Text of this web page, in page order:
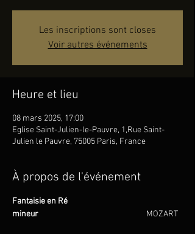
Les inscriptions sont closes
Voir autres événements
Heure et lieu
08 mars 2025, 17:00
Eglise Saint-Julien-le-Pauvre, 1,Rue Saint-
Julien le Pauvre, 75005 Paris, France
À propos de l'événement
Fantaisie en Ré
mineur MOZART